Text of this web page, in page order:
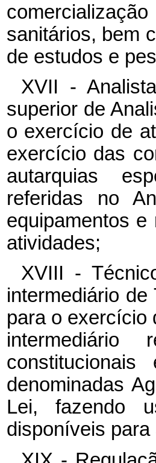
sanitários, bem
de estudos e
XVII -
superior de
o exercício de
exercício das
autarquias
referidas no
equipamentos
atividades;
XVIII -
intermediário
para o exercício
intermediário
denominadas
Lei, fazendo
disponíveis